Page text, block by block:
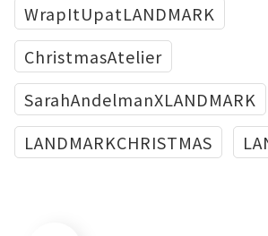
WrapItUpatLANDMARK
ChristmasAtelier
SarahAndelmanXLANDMARK
LANDMARKCHRISTMAS